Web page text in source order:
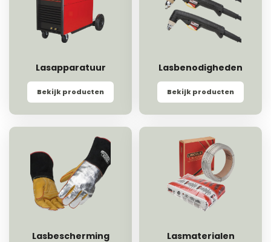
Lasapparatuur
Bekijk producten
Lasbenodigheden
Bekijk producten
Lasbescherming Lasmaterialen